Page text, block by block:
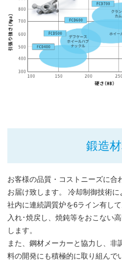
鍛造
お客様の品質・コストニーズに合
お届け致します。 冷却制御技術に
社内に連続調質炉を6ライン有し
入れ･焼戻し、焼鈍等をおこない
します。
また、鋼材メーカーと協力し、非
料の開発にも積極的に取り組んで